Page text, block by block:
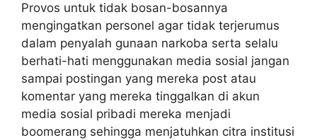
Provos untuk tidak bosan-bosannya
mengingatkan personel agar tidak terjerumus
dalam penyalah gunaan narkoba serta selalu
berhati-hati menggunakan media sosial jangan
sampai postingan yang mereka post atau
komentar yang mereka tinggalkan di akun
media sosial pribadi mereka menjadi
boomerang sehingga menjatuhkan citra institusi